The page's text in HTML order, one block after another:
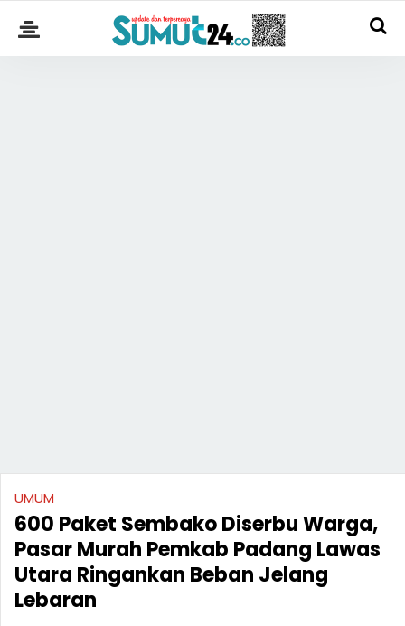
UMUM
600 Paket Sembako Diserbu Warga,
Pasar Murah Pemkab Padang Lawas
Utara Ringankan Beban Jelang
Lebaran